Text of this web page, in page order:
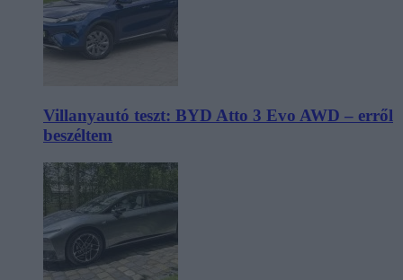
Villanyautó teszt: BYD Atto 3 Evo AWD – erről
beszéltem